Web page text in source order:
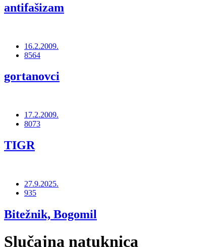
antifašizam
16.2.2009.
8564
gortanovci
17.2.2009.
8073
TIGR
27.9.2025.
935
Bitežnik, Bogomil
Slučajna natuknica